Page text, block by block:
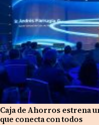
Caja de Ahorros estrena
que conecta con todos